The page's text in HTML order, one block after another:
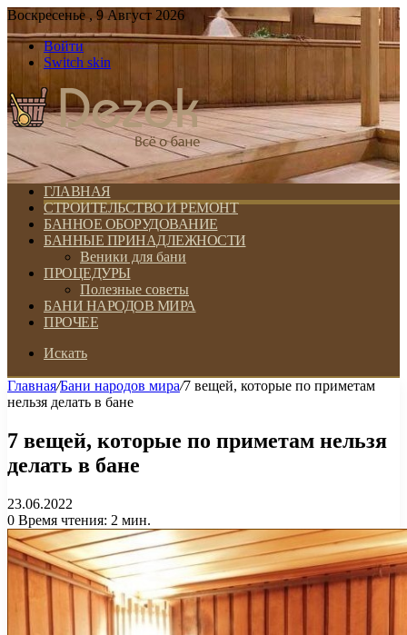
Воскресенье , 9 Август 2026
Войти
Switch skin
ГЛАВНАЯ
СТРОИТЕЛЬСТВО И РЕМОНТ
БАННОЕ ОБОРУДОВАНИЕ
БАННЫЕ ПРИНАДЛЕЖНОСТИ
Веники для бани
ПРОЦЕДУРЫ
Полезные советы
БАНИ НАРОДОВ МИРА
ПРОЧЕЕ
Искать
Главная/Бани народов мира/7 вещей, которые по приметам
нельзя делать в бане
7 вещей, которые по приметам нельзя
делать в бане
23.06.2022
0 Время чтения: 2 мин.